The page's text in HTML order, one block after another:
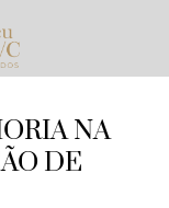
NA
DE